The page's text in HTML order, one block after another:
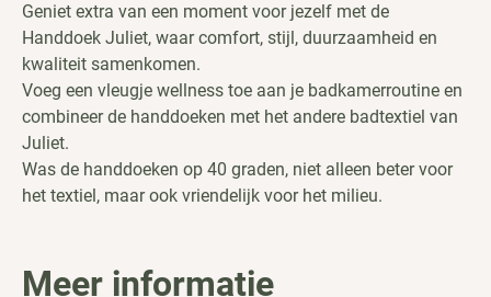
Geniet extra van een moment voor jezelf met de
Handdoek Juliet, waar comfort, stijl, duurzaamheid en
kwaliteit samenkomen.
Voeg een vleugje wellness toe aan je badkamerroutine en
combineer de handdoeken met het andere badtextiel van
Juliet.
Was de handdoeken op 40 graden, niet alleen beter voor
het textiel, maar ook vriendelijk voor het milieu.
Meer informatie